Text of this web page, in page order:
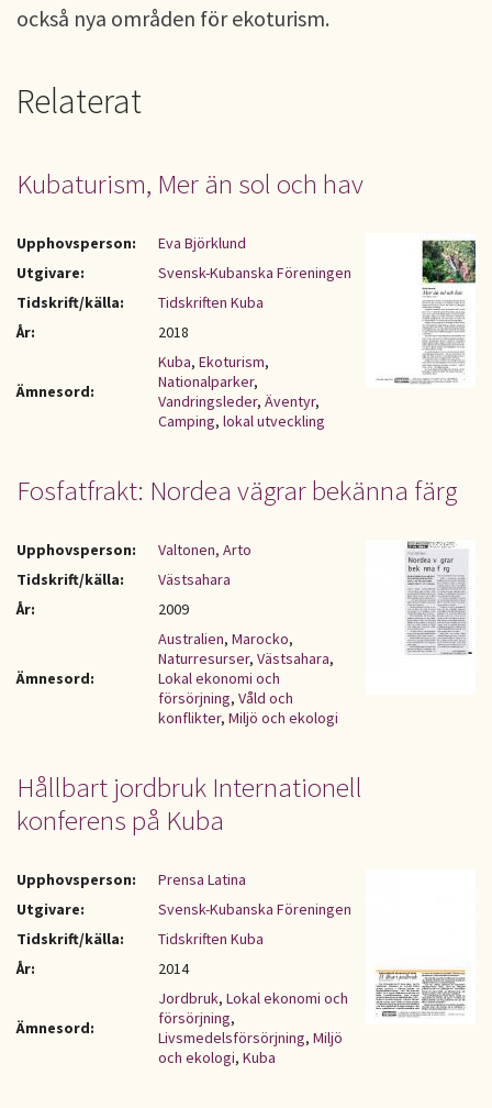
också nya områden för ekoturism.
Relaterat
Kubaturism, Mer än sol och hav
Upphovsperson:
Eva Björklund
Utgivare:
Svensk-Kubanska Föreningen
Tidskrift/källa:
Tidskriften Kuba
År:
2018
Ämnesord:
Kuba, Ekoturism,
Nationalparker,
Vandringsleder, Äventyr,
Camping, lokal utveckling
Fosfatfrakt: Nordea vägrar bekänna färg
Upphovsperson:
Valtonen, Arto
Tidskrift/källa:
Västsahara
År:
2009
Ämnesord:
Australien, Marocko,
Naturresurser, Västsahara,
Lokal ekonomi och
försörjning, Våld och
konflikter, Miljö och ekologi
Hållbart jordbruk Internationell
konferens på Kuba
Upphovsperson:
Prensa Latina
Utgivare:
Svensk-Kubanska Föreningen
Tidskrift/källa:
Tidskriften Kuba
År:
2014
Ämnesord:
Jordbruk, Lokal ekonomi och
försörjning,
Livsmedelsförsörjning, Miljö
och ekologi, Kuba